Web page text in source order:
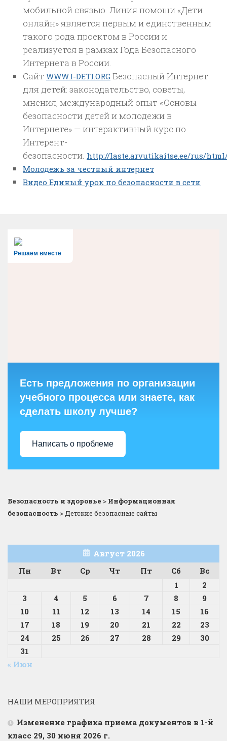
мобильной связью. Линия помощи «Дети
онлайн» является первым и единственным
такого рода проектом в России и
реализуется в рамках Года Безопасного
Интернета в России.
Сайт WWW.I-DETI.ORG Безопасный Интернет
для детей: законодательство, советы,
мнения, международный опыт «Основы
безопасности детей и молодежи в
Интернете» — интерактивный курс по
Интерент-
безопасности. http://laste.arvutikaitse.ee/rus/
Молодежь за честный интернет
Видео Единый урок по безопасности в сети
Решаем вместе
Есть предложения по организации
учебного процесса или знаете, как
сделать школу лучше?
Написать о проблеме
Безопасность и здоровье > Информационная
безопасность >Детские безопасные сайты
Август 2026
Пн
Вт Ср Чт Пт Сб
Вс
1
2
3
4 5 6 7 8
9
10
11 12 13 14 15
16
17
18 19 20 21 22
23
24
25 26 27 28 29
30
31
« Июн
НАШИ МЕРОПРИЯТИЯ
Изменение графика приема документов в 1-й
класс 29, 30 июня 2026 г.